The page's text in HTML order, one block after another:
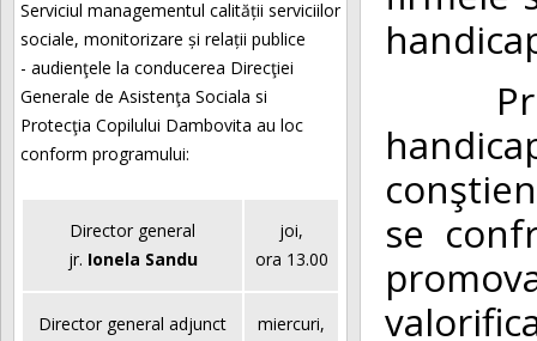
Serviciul managementul calității serviciilor
sociale, monitorizare și relații publice
- audienţele la conducerea Direcţiei
Generale de Asistenţa Sociala si
Protecţia Copilului Dambovita au loc
conform programului:
Director general
jr. Ionela Sandu
joi,
ora 13.00
Director general adjunct
miercuri,
Prin
se